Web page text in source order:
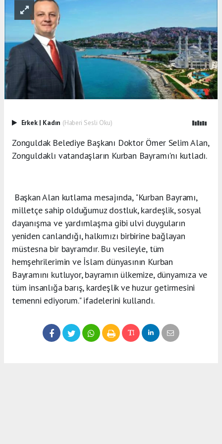
Erkek | Kadın (Haberi Sesli Oku)
Zonguldak Belediye Başkanı Doktor Ömer Selim Alan,
Zonguldaklı vatandaşların Kurban Bayramı'nı kutladı.
Başkan Alan kutlama mesajında, "Kurban Bayramı,
milletçe sahip olduğumuz dostluk, kardeşlik, sosyal
dayanışma ve yardımlaşma gibi ulvi duyguların
yeniden canlandığı, halkımızı birbirine bağlayan
müstesna bir bayramdır. Bu vesileyle, tüm
hemşehrilerimin ve İslam dünyasının Kurban
Bayramını kutluyor, bayramın ülkemize, dünyamıza ve
tüm insanlığa barış, kardeşlik ve huzur getirmesini
temenni ediyorum." ifadelerini kullandı.